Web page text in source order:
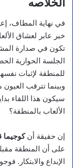
في نهاية المطاف،
خبر عابر لعشاق
تكون في صدارة
الجلسة الحوارية
للمنطقة لإثبات
وبينما تترقب
سيكون هذا اللقاء
الألعاب بالمنطقة؟
إن حقيقة أنكوجيما
على أن المنطقة
الإبداع والابتكار.